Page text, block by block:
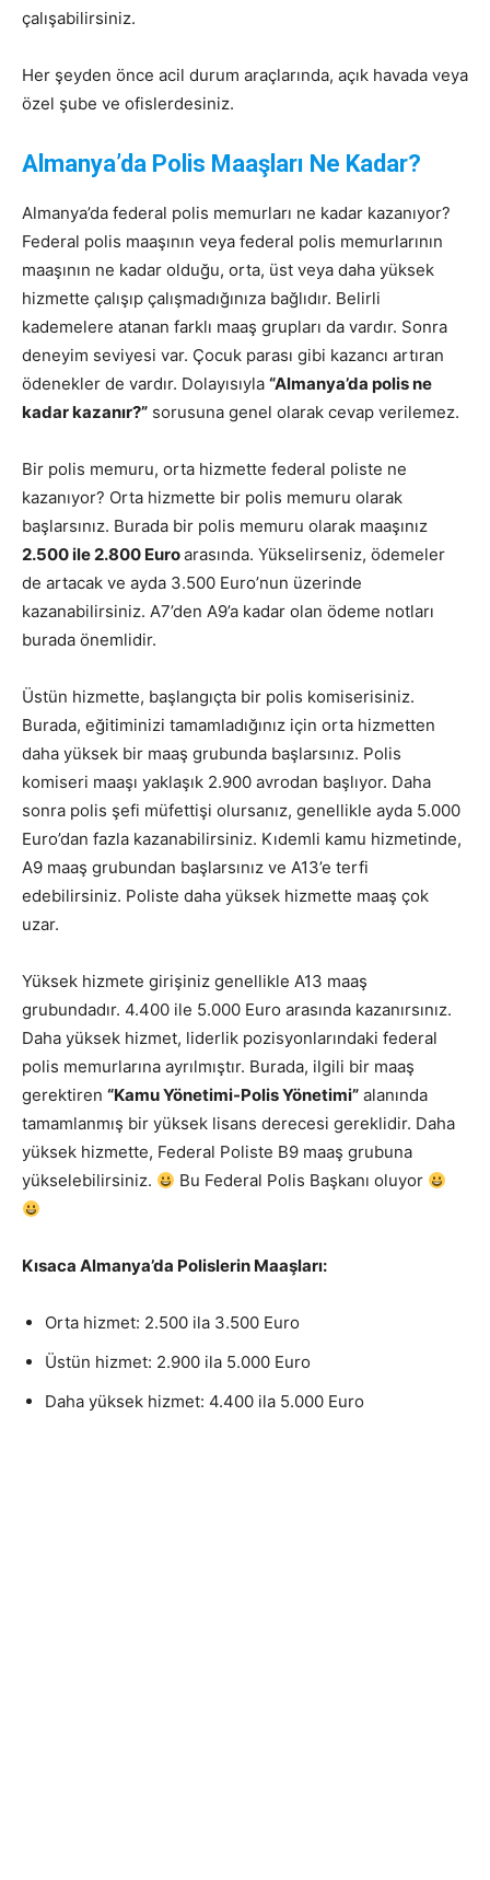
çalışabilirsiniz.
Her şeyden önce acil durum araçlarında, açık havada veya
özel şube ve ofislerdesiniz.
Almanya’da Polis Maaşları Ne Kadar?
Almanya’da federal polis memurları ne kadar kazanıyor?
Federal polis maaşının veya federal polis memurlarının
maaşının ne kadar olduğu, orta, üst veya daha yüksek
hizmette çalışıp çalışmadığınıza bağlıdır. Belirli
kademelere atanan farklı maaş grupları da vardır. Sonra
deneyim seviyesi var. Çocuk parası gibi kazancı artıran
ödenekler de vardır. Dolayısıyla “Almanya’da polis ne
kadar kazanır?” sorusuna genel olarak cevap verilemez.
Bir polis memuru, orta hizmette federal poliste ne
kazanıyor? Orta hizmette bir polis memuru olarak
başlarsınız. Burada bir polis memuru olarak maaşınız
2.500 ile 2.800 Euroarasında. Yükselirseniz, ödemeler
de artacak ve ayda 3.500 Euro’nun üzerinde
kazanabilirsiniz. A7’den A9’a kadar olan ödeme notları
burada önemlidir.
Üstün hizmette, başlangıçta bir polis komiserisiniz.
Burada, eğitiminizi tamamladığınız için orta hizmetten
daha yüksek bir maaş grubunda başlarsınız. Polis
komiseri maaşı yaklaşık 2.900 avrodan başlıyor. Daha
sonra polis şefi müfettişi olursanız, genellikle ayda 5.000
Euro’dan fazla kazanabilirsiniz. Kıdemli kamu hizmetinde,
A9 maaş grubundan başlarsınız ve A13’e terfi
edebilirsiniz. Poliste daha yüksek hizmette maaş çok
uzar.
Yüksek hizmete girişiniz genellikle A13 maaş
grubundadır. 4.400 ile 5.000 Euro arasında kazanırsınız.
Daha yüksek hizmet, liderlik pozisyonlarındaki federal
polis memurlarına ayrılmıştır. Burada, ilgili bir maaş
gerektiren “Kamu Yönetimi-Polis Yönetimi” alanında
tamamlanmış bir yüksek lisans derecesi gereklidir. Daha
yüksek hizmette, Federal Poliste B9 maaş grubuna
yükselebilirsiniz.
Bu Federal Polis Başkanı oluyor
Kısaca Almanya’da Polislerin Maaşları:
Orta hizmet: 2.500 ila 3.500 Euro
Üstün hizmet: 2.900 ila 5.000 Euro
Daha yüksek hizmet: 4.400 ila 5.000 Euro